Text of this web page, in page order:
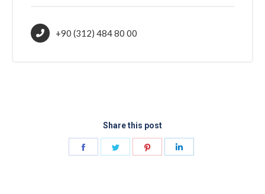
+90 (312) 484 80 00
Share this post